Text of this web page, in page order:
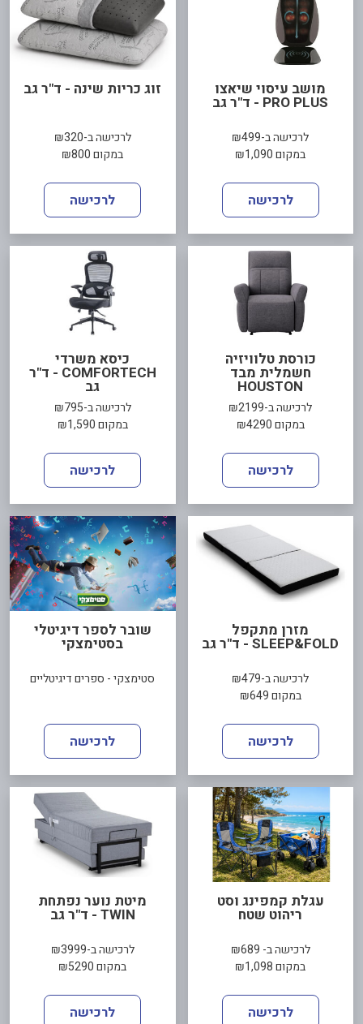
מושב עיסוי שיאצו
PRO PLUS - ד"ר גב
לרכישה ב-₪499
במקום ₪1,090
לרכישה
זוג כריות שינה - ד"ר גב
לרכישה ב-₪320
במקום ₪800
לרכישה
כורסת טלוויזיה
חשמלית מבד
HOUSTON
לרכישה ב-₪2199
במקום ₪4290
לרכישה
כיסא משרדי
COMFORTECH - ד"ר
גב
לרכישה ב-₪795
במקום ₪1,590
לרכישה
מזרן מתקפל
SLEEP&FOLD - ד"ר גב
לרכישה ב-₪479
במקום ₪649
לרכישה
שובר לספר דיגיטלי
בסטימצקי
סטימצקי - ספרים דיגיטליים
לרכישה
עגלת קמפינג וסט
ריהוט שטח
לרכישה ב- ₪689
במקום ₪1,098
לרכישה
מיטת נוער נפתחת
TWIN - ד"ר גב
לרכישה ב-₪3999
במקום ₪5290
לרכישה